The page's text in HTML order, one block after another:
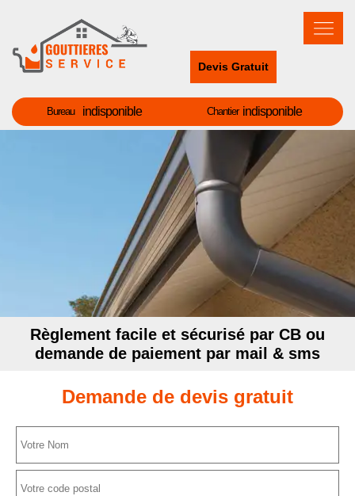
Devis Gratuit
Bureau indisponible Chantier indisponible
Règlement facile et sécurisé par CB ou
demande de paiement par mail & sms
Demande de devis gratuit